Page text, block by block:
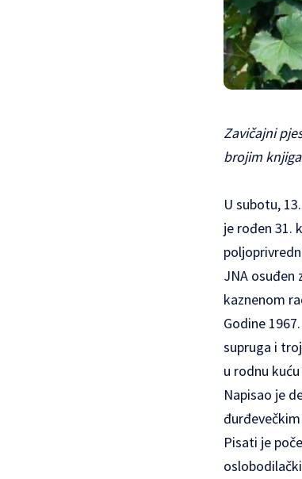
Zavičajni
brojim
U subotu,
je rođen 31.
JNA osuđen
kaznenom
Godine
supruga i
u rodnu
Napisao je
Pisati je